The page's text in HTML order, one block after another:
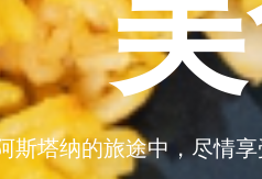
斯塔纳的旅途中，尽情